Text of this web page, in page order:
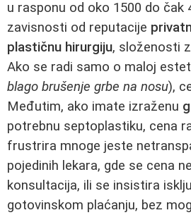
u rasponu od oko 1500 do čak
zavisnosti od reputacije
plastičnu hirurgiju, složenosti
Ako se radi samo o maloj
blago brušenje grbe na nosu),
Međutim, ako imate izraženu
potrebnu septoplastiku, cena
frustrira mnoge jeste
pojedinih lekara, gde se cena
konsultacija, ili se insistira
gotovinskom plaćanju, bez